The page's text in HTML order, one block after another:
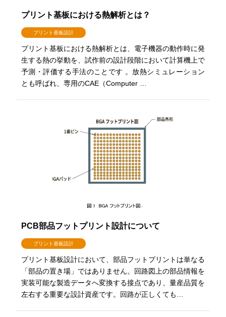
プリント基板における熱解析とは？
プリント基板設計
プリント基板における熱解析とは、電子機器の動作時に発
生する熱の挙動を、試作前の設計段階において計算機上で
予測・評価する手法のことです 。放熱シミュレーション
とも呼ばれ、専用のCAE（Computer …
PCB部品フットプリント設計について
プリント基板設計
プリント基板設計において、部品フットプリントは単なる
「部品の置き場」ではありません。回路図上の部品情報を
実装可能な製造データへ変換する接点であり、量産品質を
左右する重要な設計資産です。回路が正しくても…